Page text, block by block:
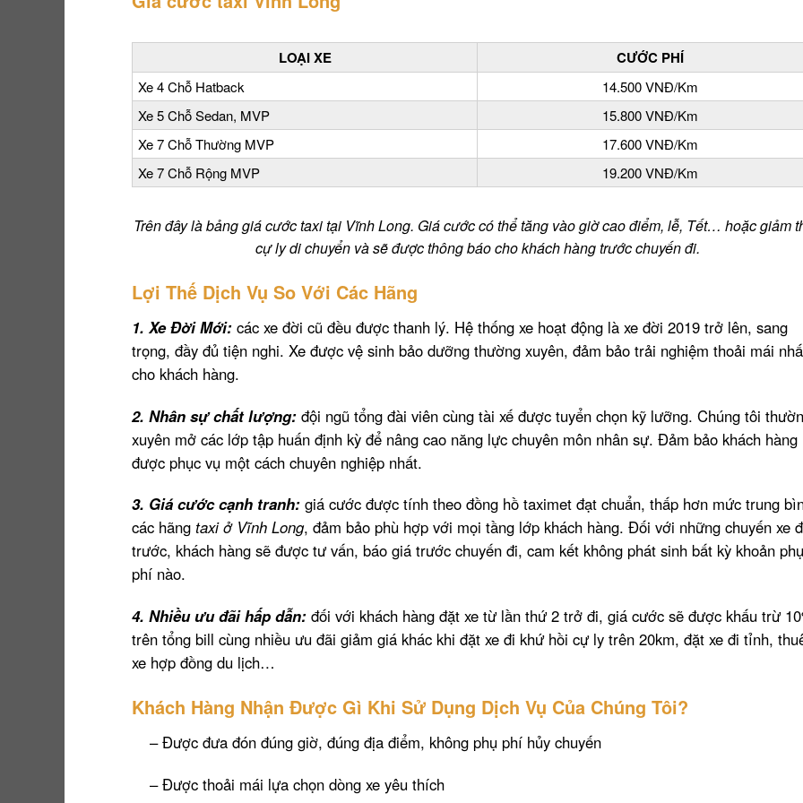
LOẠI XE CƯỚC PHÍ
Xe 4 Chỗ Hatback
14.500 VNĐ/Km
Xe 5 Chỗ Sedan, MVP
15.800 VNĐ/Km
Xe 7 Chỗ Thường MVP
17.600 VNĐ/Km
Xe 7 Chỗ Rộng MVP
19.200 VNĐ/Km
Trên đây là bảng giá cước taxi tại Vĩnh Long. Giá cước có thể tăng vào giờ cao điểm, lễ, Tết… hoặc giảm
cự ly di chuyển và sẽ được thông báo cho khách hàng trước chuyến đi.
Lợi Thế Dịch Vụ So Với Các Hãng
1. Xe Đời Mới: các xe đời cũ đều được thanh lý. Hệ thống xe hoạt động là xe đời 2019 trở lên, sang
trọng, đầy đủ tiện nghi. Xe được vệ sinh bảo dưỡng thường xuyên, đảm bảo trải nghiệm thoải mái
cho khách hàng.
2. Nhân sự chất lượng: đội ngũ tổng đài viên cùng tài xế được tuyển chọn kỹ lưỡng. Chúng tôi
xuyên mở các lớp tập huấn định kỳ để nâng cao năng lực chuyên môn nhân sự. Đảm bảo khách hàng
được phục vụ một cách chuyên nghiệp nhất.
3. Giá cước cạnh tranh: giá cước được tính theo đồng hồ taximet đạt chuẩn, thấp hơn mức trung
các hãng taxi ở Vĩnh Long, đảm bảo phù hợp với mọi tầng lớp khách hàng. Đối với những chuyến xe
trước, khách hàng sẽ được tư vấn, báo giá trước chuyến đi, cam kết không phát sinh bất kỳ khoản phụ
phí nào.
4. Nhiều ưu đãi hấp dẫn: đối với khách hàng đặt xe từ lần thứ 2 trở đi, giá cước sẽ được khấu trừ
trên tổng bill cùng nhiều ưu đãi giảm giá khác khi đặt xe đi khứ hồi cự ly trên 20km, đặt xe đi tỉnh,
xe hợp đồng du lịch…
Khách Hàng Nhận Được Gì Khi Sử Dụng Dịch Vụ Của Chúng Tôi?
– Được đưa đón đúng giờ, đúng địa điểm, không phụ phí hủy chuyến
– Được thoải mái lựa chọn dòng xe yêu thích